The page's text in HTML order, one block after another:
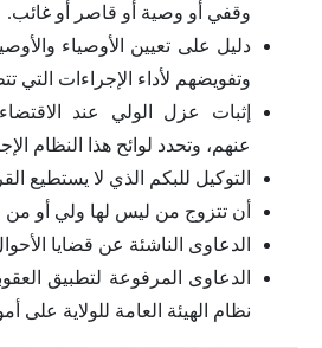
وقفي أو وصية أو قاصر أو غائب.
دليل على تعيين الأوصياء
وتفويضهم لأداء الإجراءات التي
إثبات عزل الولي عند
عنهم، وتحدد لوائح هذا النظام
التوكيل للبكم الذي لا يستطيع
أن تتزوج من ليس لها ولي أو من
الدعاوى الناشئة عن قضايا
الدعاوى المرفوعة لتطبيق
نظام الهيئة العامة للولاية على